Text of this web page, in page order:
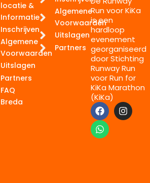
locatie &
Informatie
Inschrijven
Algemene
Voorwaarden
Uitslagen
Partners
FAQ
Breda
Algemene
Voorwaarden
Uitslagen
Partners
Run voor KiKa
is een
hardloop
evenement
georganiseerd
door Stichting
Runway Run
voor Run for
KiKa Marathon
(KiKa)
F
a
c
e
I
n
W
h
a
t